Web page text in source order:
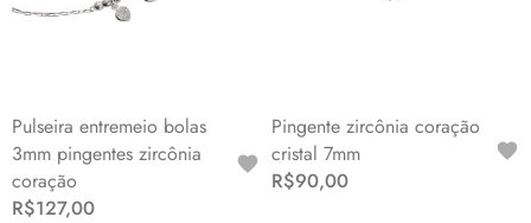
Pulseira entremeio bolas
3mm pingentes zircônia
coração
R$127,00
Pingente zircônia coração
cristal 7mm
R$90,00